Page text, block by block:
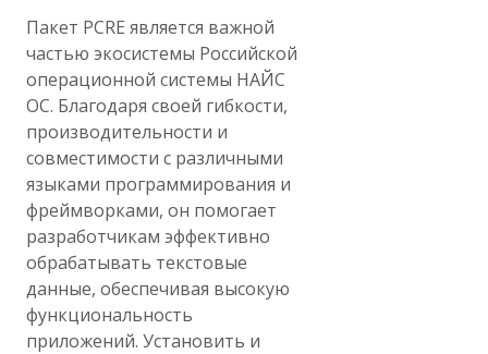
Пакет PCRE является важной
частью экосистемы Российской
операционной системы НАЙС
ОС. Благодаря своей гибкости,
производительности и
совместимости с различными
языками программирования и
фреймворками, он помогает
разработчикам эффективно
обрабатывать текстовые
данные, обеспечивая высокую
функциональность
приложений. Установить и